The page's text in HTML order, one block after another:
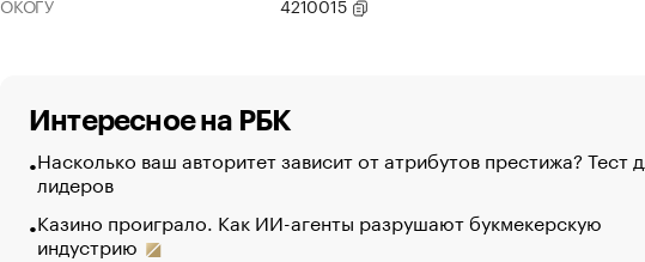
Интересное на РБК
Насколько ваш авторитет зависит от атрибутов престижа? Тест
лидеров
Казино проиграло. Как ИИ-агенты разрушают букмекерскую
индустрию